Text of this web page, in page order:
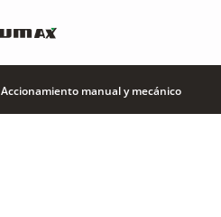
Accionamiento manual y mecánico